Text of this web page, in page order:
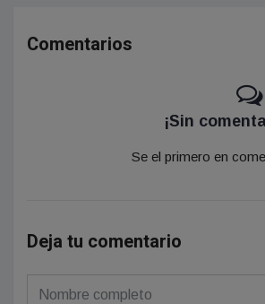
Comentarios
¡Sin
Se el primero en
Deja tu comentario